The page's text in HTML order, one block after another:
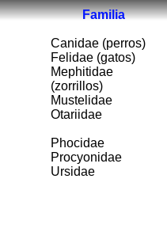
Familia
Canidae (perros)
Felidae (gatos)
Mephitidae
(zorrillos)
Mustelidae
Otariidae
Phocidae
Procyonidae
Ursidae